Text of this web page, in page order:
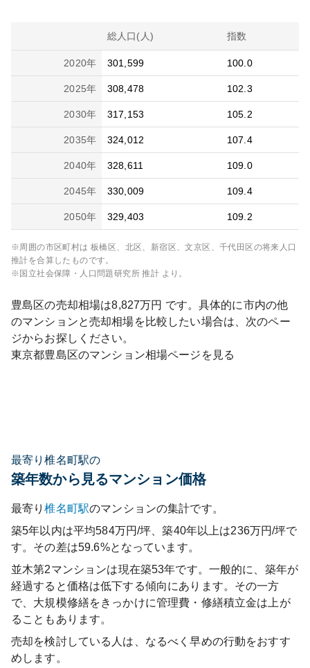
総人口(人) 指数
2020年 301,599 100.0
2025年 308,478 102.3
2030年 317,153 105.2
2035年 324,012 107.4
2040年 328,611 109.0
2045年 330,009 109.4
2050年 329,403 109.2
※周囲の市区町村は 板橋区、北区、新宿区、文京区、千代田区の将来人口
推計を合算したものです。
※国立社会保障・人口問題研究所 推計 より。
豊島区の売却相場は8,827万円 です。具体的に市内の他
のマンションと売却相場を比較したい場合は、次のペー
ジからお探しください。
東京都豊島区のマンション相場ページを見る
最寄り椎名町駅の
築年数から見るマンション価格
最寄り椎名町駅のマンションの集計です。
築5年以内は平均584万円/坪、築40年以上は236万円/坪で
す。その差は59.6%となっています。
並木第2マンションは現在築53年です。一般的に、築年が
経過すると価格は低下する傾向にあります。その一方
で、大規模修繕をきっかけに管理費・修繕積立金は上が
ることもあります。
売却を検討している人は、なるべく早めの行動をおすす
めします。